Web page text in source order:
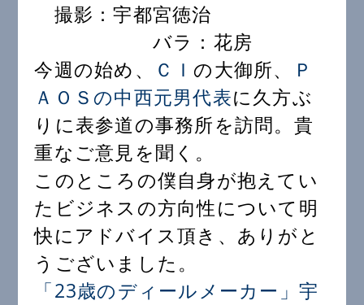
撮影：宇都宮徳治
バラ：花房
今週の始め、
ＣＩ の大御所、
Ｐ
ＡＯＳの中西元男代表に久方ぶ
りに表参道の事務所を訪問。貴
重なご意見を聞く。
このところの僕自身が抱えてい
たビジネスの方向性について明
快にアドバイス頂き、ありがと
うございました。
「23歳のディールメーカー」宇